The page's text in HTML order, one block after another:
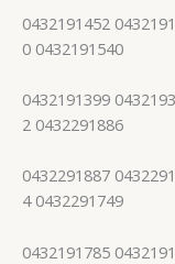
0432191452
0 0432191540
0432191399
2 0432291886
0432291887
4 0432291749
0432191785